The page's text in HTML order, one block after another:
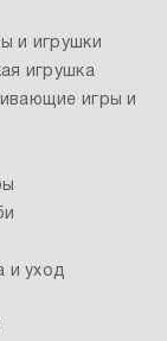
и игрушки
игрушка
игры и
и уход